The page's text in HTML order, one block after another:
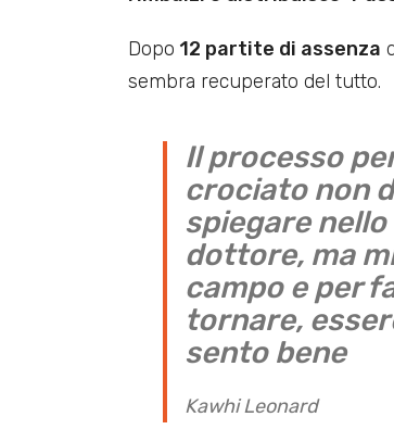
Dopo 12 partite di assenza
sembra recuperato del tutto.
Il processo
crociato non
spiegare
dottore, ma
campo e per
tornare,
sento bene
Kawhi Leonard